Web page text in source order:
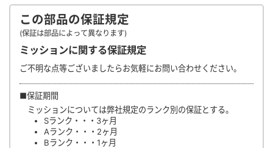
この部品の保証規定
(保証は部品によって異なります)
ミッションに関する保証規定
ご不明な点等ございましたらお気軽にお問い合わせください。
■保証期間
ミッションについては弊社規定のランク別の保証とする。
Sランク・・・3ヶ月
Aランク・・・2ヶ月
Bランク・・・1ヶ月